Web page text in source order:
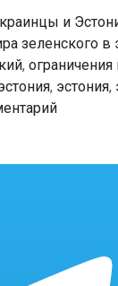
и
зеленского в
,
, эстония,